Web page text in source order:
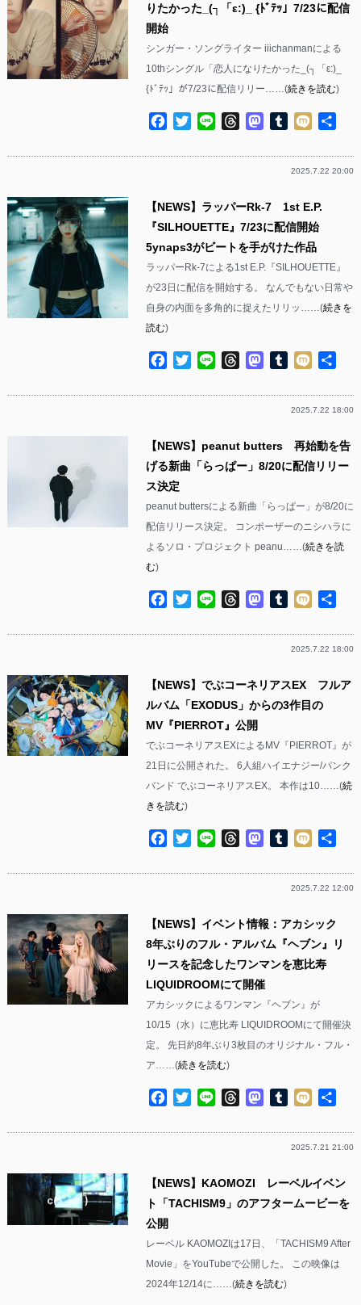
りたかった_(┐「ε:)_ {ﾄﾞﾃｯ」7/23に配信
開始
シンガー・ソングライター iiichanmanによる
10thシングル「恋人になりたかった_(┐「ε:)_
{ﾄﾞﾃｯ」が7/23に配信リリー……(続きを読む)
Facebook
TwitterLine ThreadsMastodon
Tumblr
Mixi
2025.7.22 20:00
【NEWS】ラッパーRk-7 1st E.P.
『SILHOUETTE』7/23に配信開始
5ynaps3がビートを手がけた作品
ラッパーRk-7による1st E.P.『SILHOUETTE』
が23日に配信を開始する。 なんでもない日常や
自身の内面を多角的に捉えたリリッ……(続きを
読む)
Facebook
TwitterLine ThreadsMastodon
Tumblr
Mixi
2025.7.22 18:00
【NEWS】peanut butters 再始動を告
げる新曲「らっぱー」8/20に配信リリー
ス決定
peanut buttersによる新曲「らっぱー」が8/20に
配信リリース決定。 コンポーザーのニシハラに
よるソロ・プロジェクト peanu……(続きを読
む)
Facebook
TwitterLine ThreadsMastodon
Tumblr
Mixi
2025.7.22 18:00
【NEWS】でぶコーネリアスEX フルア
ルバム「EXODUS」からの3作目の
MV『PIERROT』公開
でぶコーネリアスEXによるMV『PIERROT』が
21日に公開された。 6人組ハイエナジー/パンク
バンド でぶコーネリアスEX。 本作は10……(続
きを読む)
Facebook
TwitterLine ThreadsMastodon
Tumblr
Mixi
2025.7.22 12:00
【NEWS】イベント情報：アカシック
8年ぶりのフル・アルバム『ヘブン』リ
リースを記念したワンマンを恵比寿
LIQUIDROOMにて開催
アカシックによるワンマン『ヘブン』が
10/15（水）に恵比寿 LIQUIDROOMにて開催決
定。 先日約8年ぶり3枚目のオリジナル・フル・
ア……(続きを読む)
Facebook
TwitterLine ThreadsMastodon
Tumblr
Mixi
2025.7.21 21:00
【NEWS】KAOMOZI レーベルイベン
ト「TACHISM9」のアフタームービーを
公開
レーベル KAOMOZIは17日、「TACHISM9 After
Movie」をYouTubeで公開した。 この映像は
2024年12/14に……(続きを読む)